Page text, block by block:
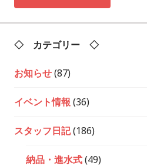
◇ カテゴリー ◇
お知らせ(87)
イベント情報 (36)
スタッフ日記(186)
納品・進水式(49)